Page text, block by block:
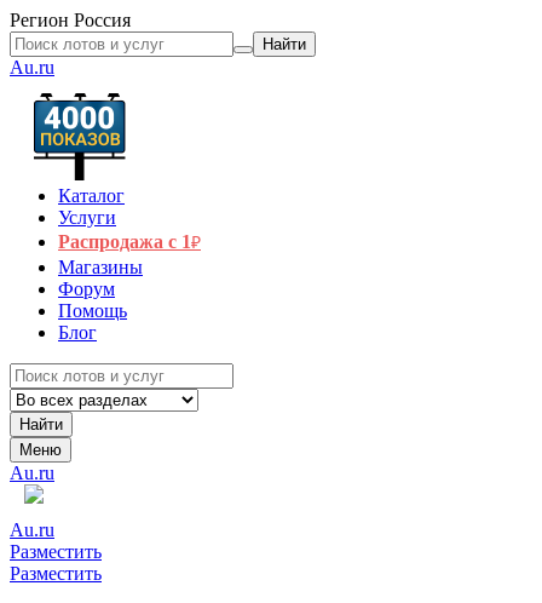
Регион Россия
Найти
Au.ru
Каталог
Услуги
Распродажа с 1₽
Магазины
Форум
Помощь
Блог
Найти
Меню
Au.ru
Au.ru
Разместить
Разместить